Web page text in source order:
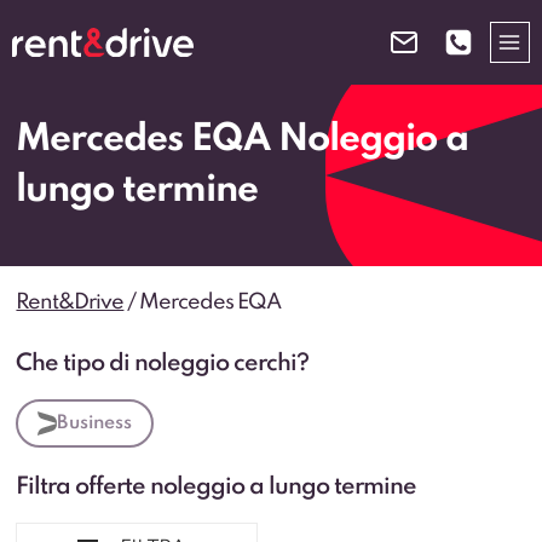
al
Mercedes EQA Noleggio a
lungo termine
Rent&Drive /Mercedes EQA
Che tipo di noleggio cerchi?
Business
Filtra offerte noleggio a lungo termine